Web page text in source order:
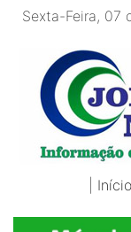
Sexta-Feira, 07
Início